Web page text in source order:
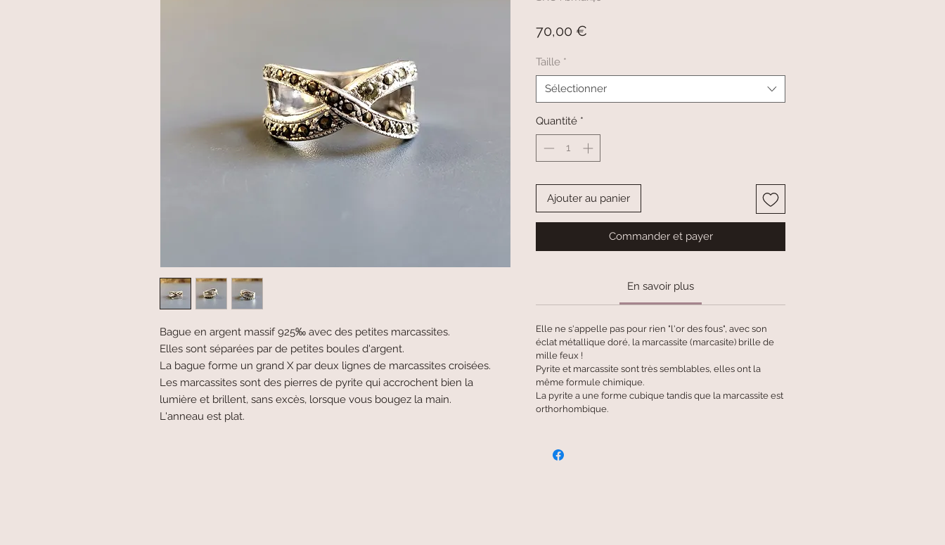
Bague en argent massif 925‰ avec des petites marcassites.
Elles sont séparées par de petites boules d'argent.
La bague forme un grand X par deux lignes de marcassites croisées.
Les marcassites sont des pierres de pyrite qui accrochent bien la
lumière et brillent, sans excès, lorsque vous bougez la main.
L'anneau est plat.
70,00 €
Taille *
Sélectionner
Quantité *
Ajouter au panier
Commander et payer
En savoir plus
Elle ne s'appelle pas pour rien "l'or des fous", avec son
éclat métallique doré, la marcassite (marcasite) brille de
mille feux !
Pyrite et marcassite sont très semblables, elles ont la
même formule chimique.
La pyrite a une forme cubique tandis que la marcassite est
orthorhombique.